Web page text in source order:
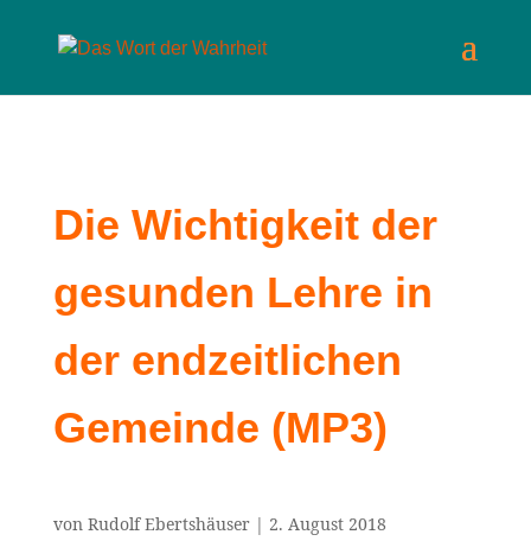
Die Wichtigkeit der
gesunden Lehre in
der endzeitlichen
Gemeinde (MP3)
von Rudolf Ebertshäuser| 2. August 2018